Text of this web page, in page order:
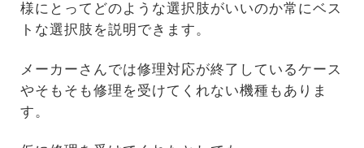
様にとってどのような選択肢がいいのか常にベス
トな選択肢を説明できます。
メーカーさんでは修理対応が終了しているケース
やそもそも修理を受けてくれない機種もありま
す。